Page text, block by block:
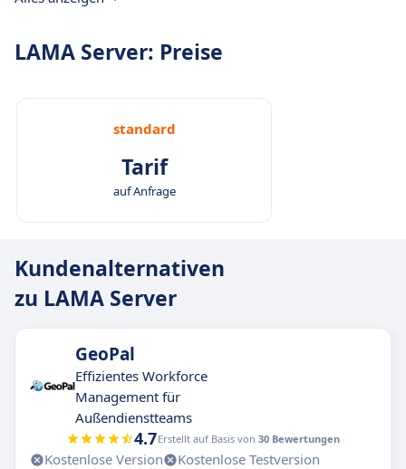
LAMA Server: Preise
standard
Tarif
auf Anfrage
Kundenalternativen
zu LAMA Server
GeoPal
Effizientes Workforce
Management für
Außendienstteams
4.7Erstellt auf Basis von 30 Bewertungen
Kostenlose Version
Kostenlose Testversion